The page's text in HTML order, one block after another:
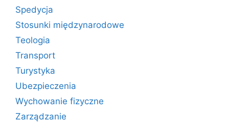
Spedycja
Stosunki międzynarodowe
Teologia
Transport
Turystyka
Ubezpieczenia
Wychowanie fizyczne
Zarządzanie